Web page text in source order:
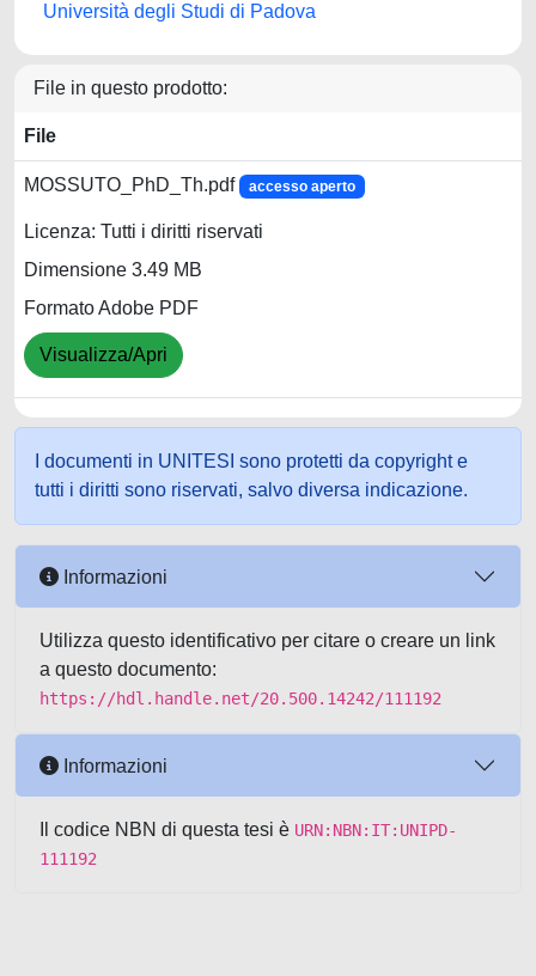
Università degli Studi di Padova
File in questo prodotto:
File
MOSSUTO_PhD_Th.pdf accesso aperto
Licenza: Tutti i diritti riservati
Dimensione 3.49 MB
Formato Adobe PDF
Visualizza/Apri
I documenti in UNITESI sono protetti da copyright e
tutti i diritti sono riservati, salvo diversa indicazione.
Informazioni
Utilizza questo identificativo per citare o creare un link
a questo documento:
https://hdl.handle.net/20.500.14242/111192
Informazioni
Il codice NBN di questa tesi è URN:NBN:IT:UNIPD-
111192